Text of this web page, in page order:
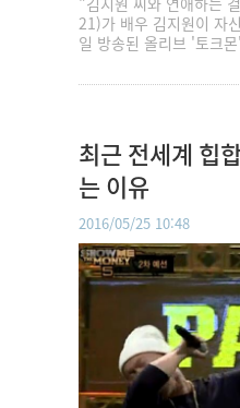
21)가 배우 김지원이 자
일 방송된 올리브 '토크몬'
최근 전세계 힙
는 이유
2016/05/25 10:48